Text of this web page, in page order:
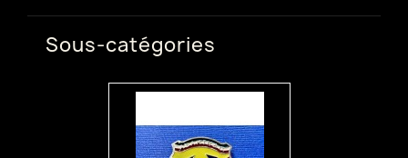
Sous-catégories